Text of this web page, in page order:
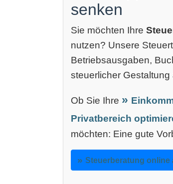
senken
Sie möchten Ihre
nutzen? Unsere
Betriebsausgaben,
steuerlicher Gestaltung
Ob Sie Ihre
Privatbereich
möchten: Eine gute
Steuerberatung online